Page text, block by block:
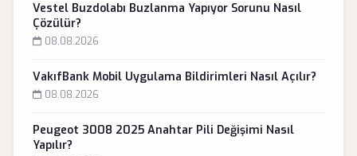
Vestel Buzdolabı Buzlanma Yapıyor Sorunu Nasıl
Çözülür?
08.08.2026
VakıfBank Mobil Uygulama Bildirimleri Nasıl Açılır?
08.08.2026
Peugeot 3008 2025 Anahtar Pili Değişimi Nasıl
Yapılır?